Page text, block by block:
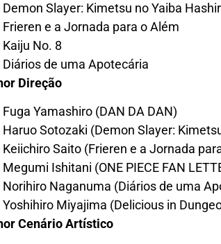
Demon Slayer: Kimetsu no Yaiba
Frieren e a Jornada para o Além
Kaiju No. 8
Diários de uma Apotecária
Direção
Fuga Yamashiro (DAN DA DAN)
Haruo Sotozaki (Demon Slayer:
Keiichiro Saito (Frieren e a Jornada
Megumi Ishitani (ONE PIECE FAN
Norihiro Naganuma (Diários de uma
Yoshihiro Miyajima (Delicious in
Cenário Artístico